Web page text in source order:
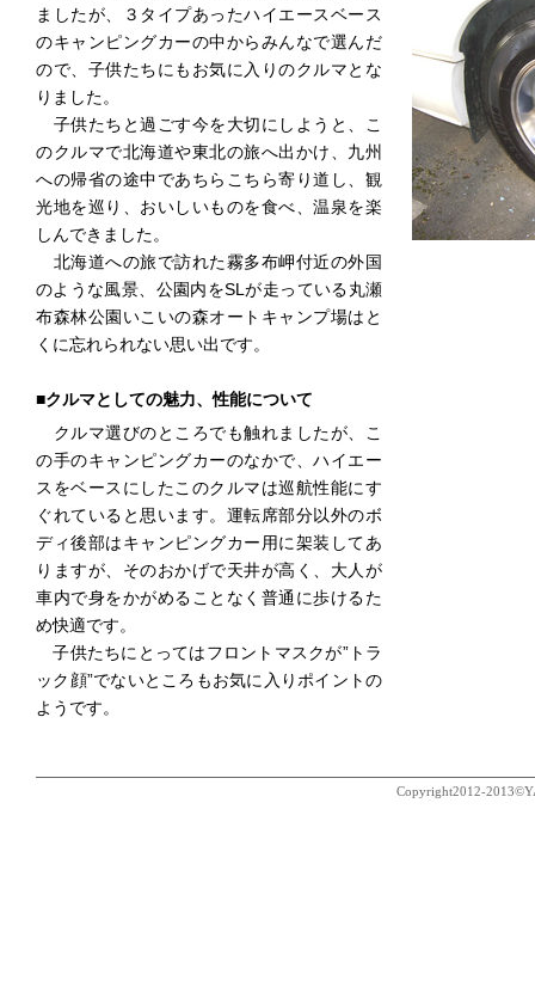
ましたが、３タイプあったハイエースベース
のキャンピングカーの中からみんなで選んだ
ので、子供たちにもお気に入りのクルマとな
りました。
子供たちと過ごす今を大切にしようと、こ
のクルマで北海道や東北の旅へ出かけ、九州
への帰省の途中であちらこちら寄り道し、観
光地を巡り、おいしいものを食べ、温泉を楽
しんできました。
北海道への旅で訪れた霧多布岬付近の外国
のような風景、公園内をSLが走っている丸瀬
布森林公園いこいの森オートキャンプ場はと
くに忘れられない思い出です。
■クルマとしての魅力、性能について
クルマ選びのところでも触れましたが、こ
の手のキャンピングカーのなかで、ハイエー
スをベースにしたこのクルマは巡航性能にす
ぐれていると思います。運転席部分以外のボ
ディ後部はキャンピングカー用に架装してあ
りますが、そのおかげで天井が高く、大人が
車内で身をかがめることなく普通に歩けるた
め快適です。
子供たちにとってはフロントマスクが”トラ
ック顔”でないところもお気に入りポイントの
ようです。
Copyright2012-